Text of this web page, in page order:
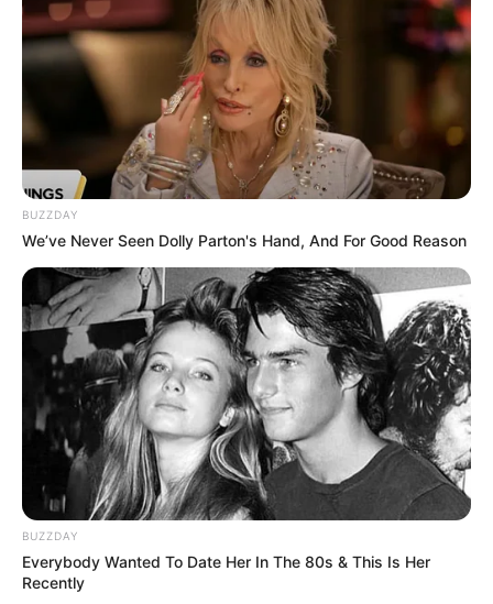
questions
quotes english
quotes gujarati
quotes hindi
romantic shayari
sambad
sapne mein
sexy shayari
Shayari english
story
suvichar
tareef shayari
BUZZDAY
We’ve Never Seen Dolly Parton's Hand, And For Good Reason
BUZZDAY
Everybody Wanted To Date Her In The 80s & This Is Her
Recently